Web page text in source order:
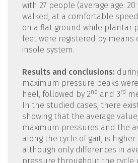
with 27 people (average age: 20
walked, at a comfortable
on a flat ground while plantar
feet were registered by means
insole system.
Results and conclusions:
maximum pressure peaks
heel, followed by 2nd and 3rd
In the studied cases, there
showing that the average
maximum pressures and the
along the cycle of gait, is
although only differences in
pressure throughout the cycle